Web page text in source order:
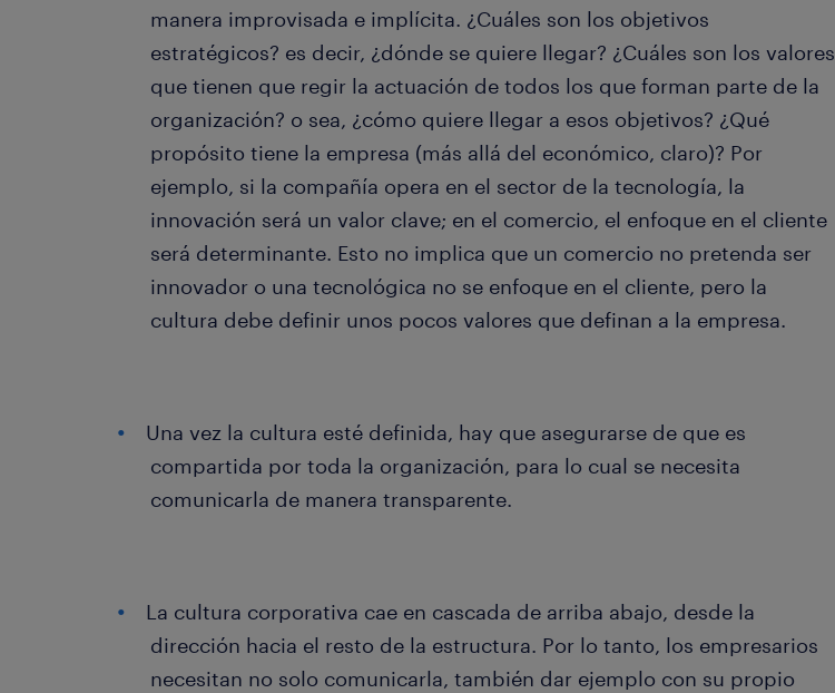
manera improvisada e implícita. ¿Cuáles son los objetivos
estratégicos? es decir, ¿dónde se quiere llegar? ¿Cuáles son los valores
que tienen que regir la actuación de todos los que forman parte de la
organización? o sea, ¿cómo quiere llegar a esos objetivos? ¿Qué
propósito tiene la empresa (más allá del económico, claro)? Por
ejemplo, si la compañía opera en el sector de la tecnología, la
innovación será un valor clave; en el comercio, el enfoque en el cliente
será determinante. Esto no implica que un comercio no pretenda ser
innovador o una tecnológica no se enfoque en el cliente, pero la
cultura debe definir unos pocos valores que definan a la empresa.
Una vez la cultura esté definida, hay que asegurarse de que es
compartida por toda la organización, para lo cual se necesita
comunicarla de manera transparente.
La cultura corporativa cae en cascada de arriba abajo, desde la
dirección hacia el resto de la estructura. Por lo tanto, los empresarios
necesitan no solo comunicarla, también dar ejemplo con su propio